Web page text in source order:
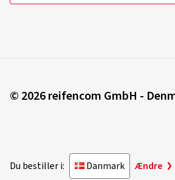
© 2026 reifencom GmbH -
Du bestiller i: Danmark Ændre